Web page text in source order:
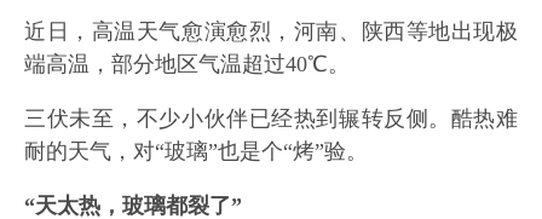
近日，高温天气愈演愈烈，河南、陕西等地出现极
端高温，部分地区气温超过40℃。
三伏未至，不少小伙伴已经热到辗转反侧。酷热难
耐的天气，对“玻璃”也是个“烤”验。
“天太热，玻璃都裂了”